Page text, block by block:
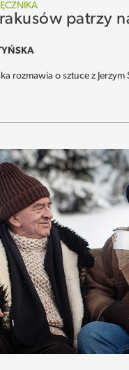
patrzy
rozmawia o sztuce z Jerzym